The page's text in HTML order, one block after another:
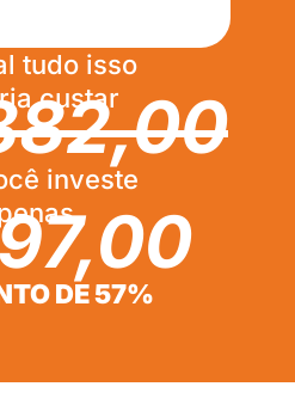
tudo isso
custar
investe
DE 57%